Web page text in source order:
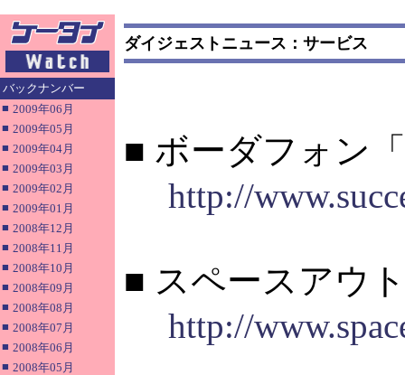
バックナンバー
■ 2009年06月
■ 2009年05月
■ 2009年04月
■ 2009年03月
■ 2009年02月
■ 2009年01月
■ 2008年12月
■ 2008年11月
■ 2008年10月
■ 2008年09月
■ 2008年08月
■ 2008年07月
■ 2008年06月
■ 2008年05月
ダイジェストニュース：サービス
■ ボーダフォン
http://
■ スペースアウ
http://